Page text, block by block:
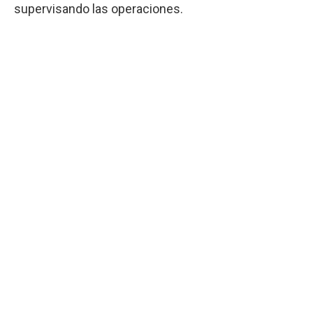
supervisando las operaciones.